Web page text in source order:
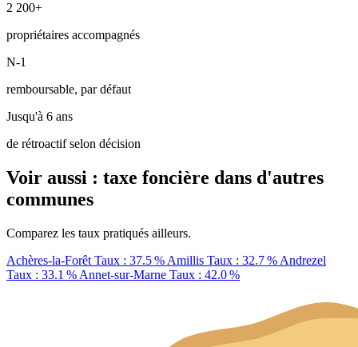
2 200+
propriétaires accompagnés
N-1
remboursable, par défaut
Jusqu'à 6 ans
de rétroactif selon décision
Voir aussi : taxe foncière dans d'autres
communes
Comparez les taux pratiqués ailleurs.
Achères-la-Forêt Taux : 37.5 % Amillis Taux : 32.7 % Andrezel
Taux : 33.1 % Annet-sur-Marne Taux : 42.0 %